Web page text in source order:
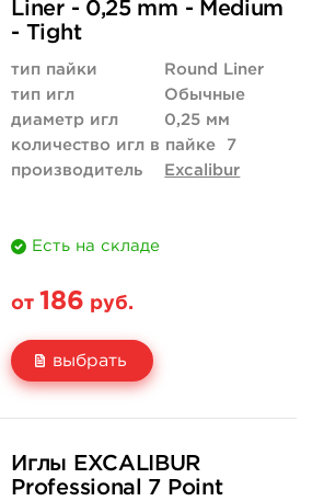
купить нет на складе
Liner - 0,25 mm - Medium
- Tight
тип пайки
Round Liner
тип игл
Обычные
диаметр игл
0,25 мм
количество игл в пайке
7
производитель
Excalibur
Есть на складе
от 186 руб.
выбрать
186 руб. 1 758 руб.
Иглы EXCALIBUR
Professional 7 Point